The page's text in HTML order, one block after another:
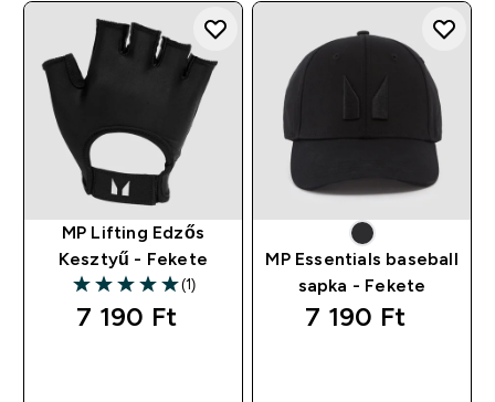
MP Lifting Edzős
Kesztyű - Fekete
5 out of 5 stars
(1)
7 190 Ft‎
MP Essentials baseball
sapka - Fekete
7 190 Ft‎